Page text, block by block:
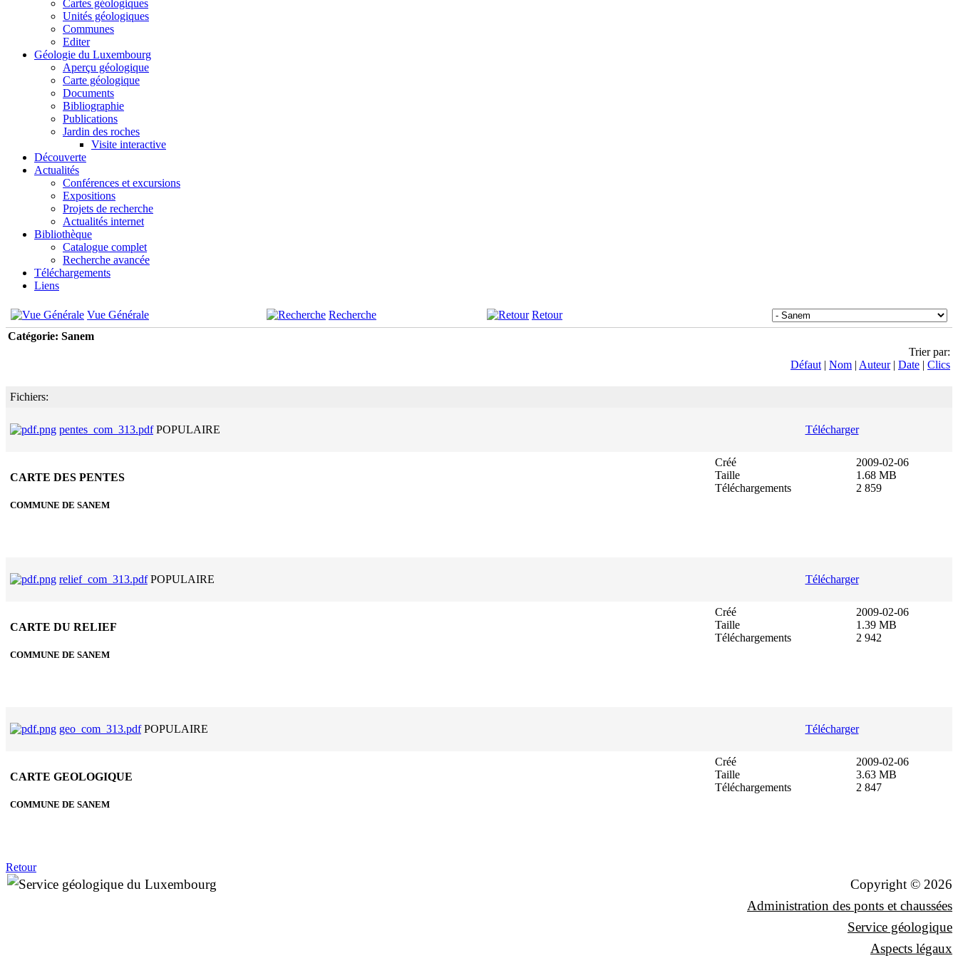
Cartes géologiques
Unités géologiques
Communes
Editer
Géologie du Luxembourg
Aperçu géologique
Carte géologique
Documents
Bibliographie
Publications
Jardin des roches
Visite interactive
Découverte
Actualités
Conférences et excursions
Expositions
Projets de recherche
Actualités internet
Bibliothèque
Catalogue complet
Recherche avancée
Téléchargements
Liens
Vue Générale Recherche
Retour
Catégorie: Sanem
Trier par:
Défaut | Nom | Auteur| Date | Clics
Fichiers:
pentes_com_313.pdf POPULAIRE Télécharger
CARTE DES PENTES
COMMUNE DE SANEM
Créé
Taille
Téléchargements
2009-02-06
1.68 MB
2 859
relief_com_313.pdf POPULAIRE Télécharger
CARTE DU RELIEF
COMMUNE DE SANEM
Créé
Taille
Téléchargements
2009-02-06
1.39 MB
2 942
geo_com_313.pdf POPULAIRE Télécharger
CARTE GEOLOGIQUE
COMMUNE DE SANEM
Créé
Taille
Téléchargements
2009-02-06
3.63 MB
2 847
Retour
Copyright © 2026
Administration des ponts et chaussées
Service géologique
Aspects légaux